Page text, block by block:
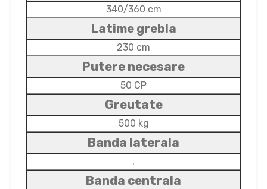
340/360 cm
Latime grebla
230 cm
Putere necesare
50 CP
Greutate
500 kg
Banda laterala
.
Banda centrala